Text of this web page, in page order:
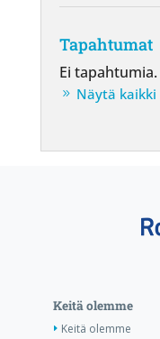
Tapahtumat
Ei tapahtumia.
Näytä kaikki
Keitä olemme
Keitä olemme